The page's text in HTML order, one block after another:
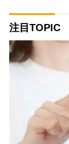
注目TOPIC